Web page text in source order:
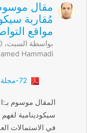
مقال
مُقاربة
مواقع
بواسطة السبت، 20 مايو 2023، 12:34 PM -
Hammadi
72-
المقال موسوم
سيكودينامية لفهم
في الاستمالات